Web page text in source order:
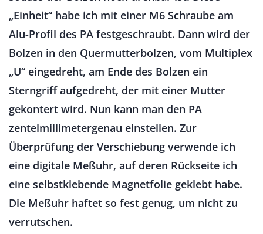
„Einheit“ habe ich mit einer M6 Schraube am
Alu-Profil des PA festgeschraubt. Dann wird der
Bolzen in den Quermutterbolzen, vom Multiplex
„U“ eingedreht, am Ende des Bolzen ein
Sterngriff aufgedreht, der mit einer Mutter
gekontert wird. Nun kann man den PA
zentelmillimetergenau einstellen. Zur
Überprüfung der Verschiebung verwende ich
eine digitale Meßuhr, auf deren Rückseite ich
eine selbstklebende Magnetfolie geklebt habe.
Die Meßuhr haftet so fest genug, um nicht zu
verrutschen.